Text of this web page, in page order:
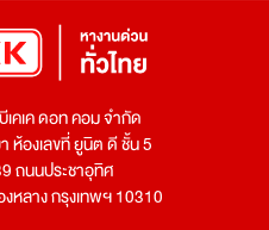
คเค ดอท คอม จำกัด
ห้องเลขที่ ยูนิต ดี ชั้น 5
ถนนประชาอุทิศ
งหลาง กรุงเทพฯ 10310